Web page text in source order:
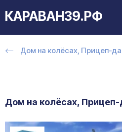
КАРАВАН39.РФ
Дом на колёсах, Прицеп-
Дом на колёсах, Прицеп-